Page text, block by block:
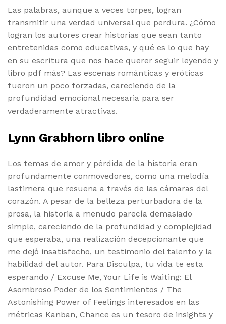
Las palabras, aunque a veces torpes, logran
transmitir una verdad universal que perdura. ¿Cómo
logran los autores crear historias que sean tanto
entretenidas como educativas, y qué es lo que hay
en su escritura que nos hace querer seguir leyendo y
libro pdf más? Las escenas románticas y eróticas
fueron un poco forzadas, careciendo de la
profundidad emocional necesaria para ser
verdaderamente atractivas.
Lynn Grabhorn libro online​
Los temas de amor y pérdida de la historia eran
profundamente conmovedores, como una melodía
lastimera que resuena a través de las cámaras del
corazón. A pesar de la belleza perturbadora de la
prosa, la historia a menudo parecía demasiado
simple, careciendo de la profundidad y complejidad
que esperaba, una realización decepcionante que
me dejó insatisfecho, un testimonio del talento y la
habilidad del autor. Para Disculpa, tu vida te esta
esperando / Excuse Me, Your Life is Waiting: El
Asombroso Poder de los Sentimientos / The
Astonishing Power of Feelings interesados en las
métricas Kanban, Chance es un tesoro de insights y